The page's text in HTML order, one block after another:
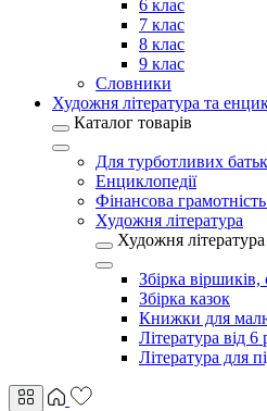
6 клас
7 клас
8 клас
9 клас
Словники
Художня література та
Каталог товарів
Для турботливих
Енциклопедії
Фінансова
Художня література
Художня література
Збірка віршиків,
Збірка казок
Книжки для
Література від 6
Література для